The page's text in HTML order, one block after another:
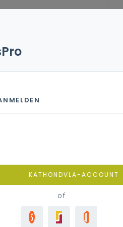
KATHONDVLA-ACCOUNT
of